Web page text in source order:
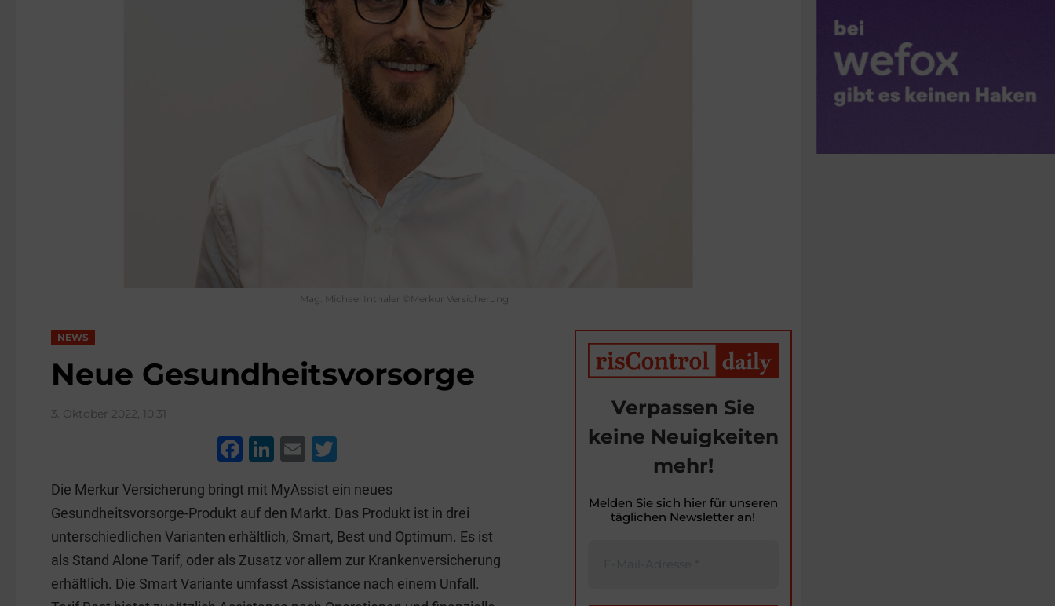
Mag. Michael Inthaler ©Merkur Versicherung
NEWS
Neue Gesundheits­vorsorge
3. Oktober 2022, 10:31
F
c
e
b
o
Li
k
e
dI
n
E
ai
l
tt
er
Die Merkur Versicherung bringt mit MyAssist ein neues
Gesundheitsvorsorge-Produkt auf den Markt. Das Produkt ist in drei
unterschiedlichen Varianten erhältlich, Smart, Best und Optimum. Es ist
als Stand Alone Tarif, oder als Zusatz vor allem zur Krankenversicherung
erhältlich. Die Smart Variante umfasst Assistance nach einem Unfall.
Verpassen Sie
keine Neuigkeiten
mehr!
Melden Sie sich hier für unseren
täglichen Newsletter an!